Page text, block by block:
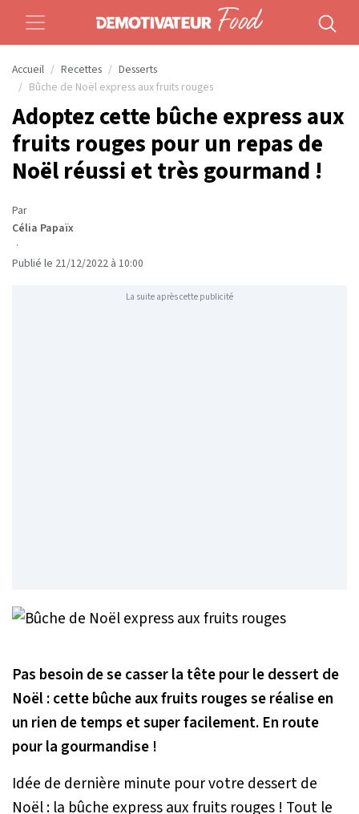
Accueil Recettes
Desserts
Bûche de Noël express aux fruits rouges
Adoptez cette bûche express aux
fruits rouges pour un repas de
Noël réussi et très gourmand !
Par
Célia Papaïx
·
Publié le 21/12/2022 à 10:00
La suite après cette publicité
Pas besoin de se casser la tête pour le dessert de
Noël : cette bûche aux fruits rouges se réalise en
un rien de temps et super facilement. En route
pour la gourmandise !
Idée de dernière minute pour votre dessert de
Noël : la bûche express aux fruits rouges ! Tout le